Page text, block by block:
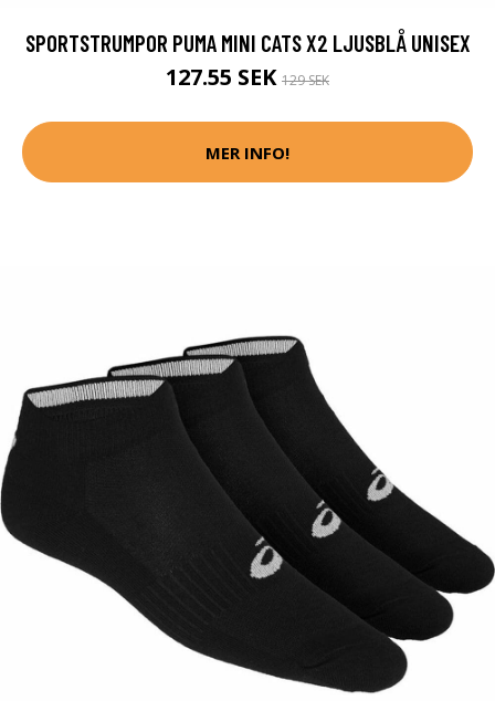
SPORTSTRUMPOR PUMA MINI CATS X2 LJUSBLÅ UNISEX
127.55 SEK 129 SEK
MER INFO!